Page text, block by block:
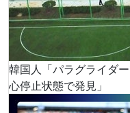
韓国人「パラグライダ
心停止状態で発見」